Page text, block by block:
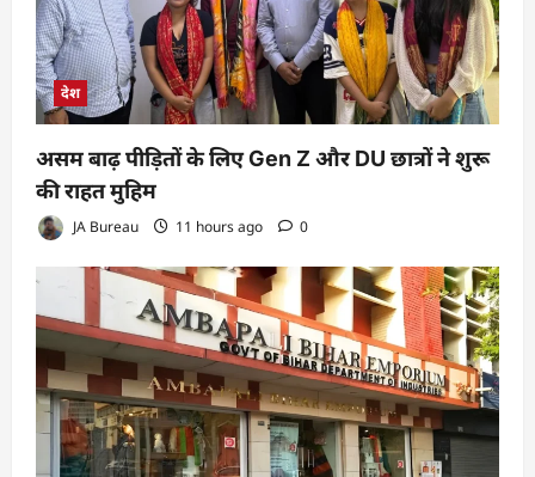
देश
असम बाढ़ पीड़ितों के लिए Gen Z और DU छात्रों ने शुरू
की राहत मुहिम
JA Bureau 11 hours ago 0